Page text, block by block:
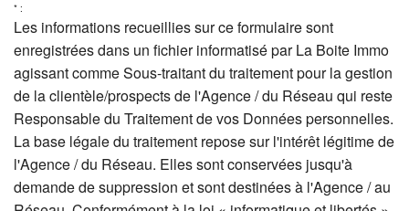
* :
Les informations recueillies sur ce formulaire sont
enregistrées dans un fichier informatisé par La Boite Immo
agissant comme Sous-traitant du traitement pour la gestion
de la clientèle/prospects de l'Agence / du Réseau qui reste
Responsable du Traitement de vos Données personnelles.
La base légale du traitement repose sur l'intérêt légitime de
l'Agence / du Réseau. Elles sont conservées jusqu'à
demande de suppression et sont destinées à l'Agence / au